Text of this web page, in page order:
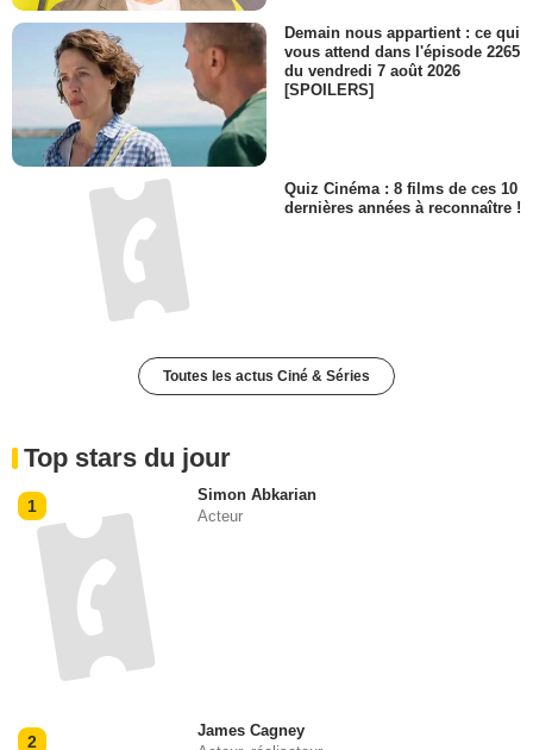
Demain nous appartient : ce qui
vous attend dans l'épisode 2265
du vendredi 7 août 2026
[SPOILERS]
Quiz Cinéma : 8 films de ces 10
dernières années à reconnaître !
Toutes les actus Ciné & Séries
Top stars du jour
1
Simon Abkarian
Acteur
2
James Cagney